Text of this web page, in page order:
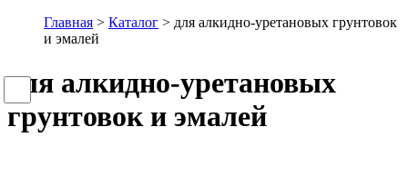
Главная > Каталог > для алкидно-уретановых грунтовок
и эмалей
для алкидно-уретановых
грунтовок и эмалей